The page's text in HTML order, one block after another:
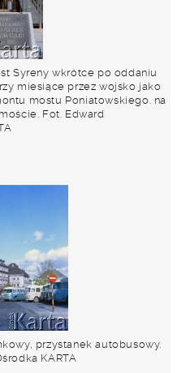
Syreny wkrótce po oddaniu
miesiące przez wojsko jako
mostu Poniatowskiego. na
Fot. Edward
przystanek autobusowy.
KARTA